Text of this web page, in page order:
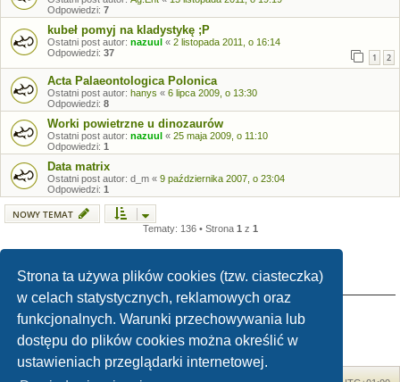
Strona ta używa plików cookies (tzw. ciasteczka)
w celach statystycznych, reklamowych oraz
funkcjonalnych. Warunki przechowywania lub
dostępu do plików cookies można określić w
ustawieniach przeglądarki internetowej.
Odpowiedzi: 7
kubeł pomyj na kladystykę ;P
Ostatni post autor: nazuul « 2 listopada 2011, o 16:14
Odpowiedzi: 37 1 2
Acta Palaeontologica Polonica
Ostatni post autor: hanys « 6 lipca 2009, o 13:30
Odpowiedzi: 8
Worki powietrzne u dinozaurów
Ostatni post autor: nazuul « 25 maja 2009, o 11:10
Odpowiedzi: 1
Data matrix
Ostatni post autor: d_m « 9 października 2007, o 23:04
Odpowiedzi: 1
NOWY TEMAT
Tematy: 136 • Strona 1z 1
Nie możesztworzyć nowych tematów
Nie możeszodpowiadać w tematach
Nie możesz
zmieniać swoich postów
Nie możeszusuwać swoich postów
Nie możesz
dodawać załączników